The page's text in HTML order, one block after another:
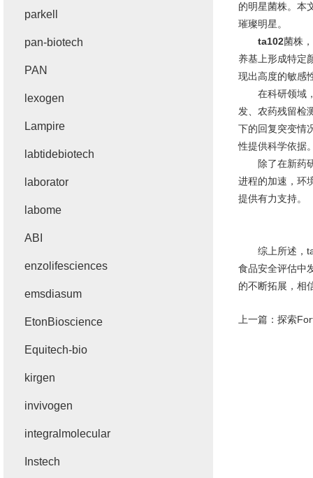
的明星菌株。本
璀璨明星。
ta102菌株
养基上形成特定
现出高度的敏感
在科研领域，
发、农药残留检
下的回复突变情
性提供科学依据
除了在新药研
进程的加速，环
提供有力支持。
综上所述，
食品安全评估中
的不断拓展，相
上一篇： 探索
parkell
pan-biotech
PAN
lexogen
Lampire
labtidebiotech
laborator
labome
ABI
enzolifesciences
emsdiasum
EtonBioscience
Equitech-bio
kirgen
invivogen
integralmolecular
Instech